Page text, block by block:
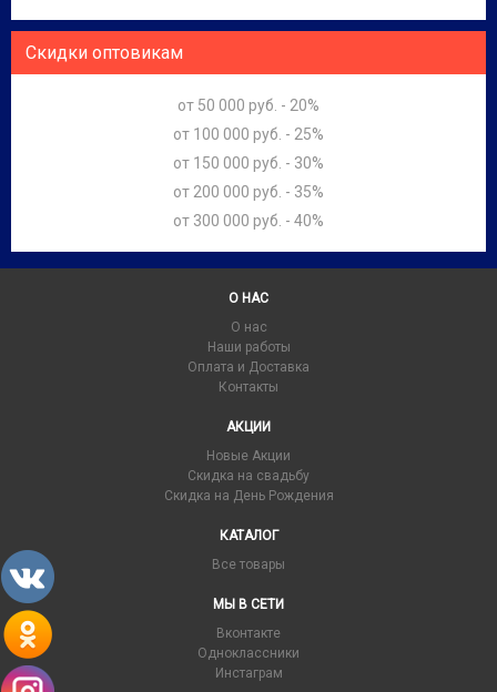
Скидки оптовикам
от 50 000 руб. - 20%
от 100 000 руб. - 25%
от 150 000 руб. - 30%
от 200 000 руб. - 35%
от 300 000 руб. - 40%
О НАС
О нас
Наши работы
Оплата и Доставка
Контакты
АКЦИИ
Новые Акции
Скидка на свадьбу
Скидка на День Рождения
КАТАЛОГ
Все товары
МЫ В СЕТИ
Вконтакте
Одноклассники
Инстаграм